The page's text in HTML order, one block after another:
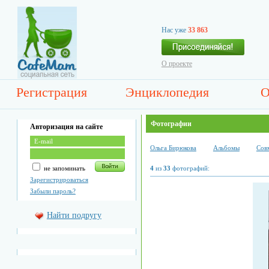
Нас уже 33 863
О проекте
Регистрация Энциклопедия
Авторизация на сайте
не запоминать
Зарегистрироваться
Забыли пароль?
Найти подругу
Фотографии
Ольга Бирюкова Альбомы
4из 33 фотографий: